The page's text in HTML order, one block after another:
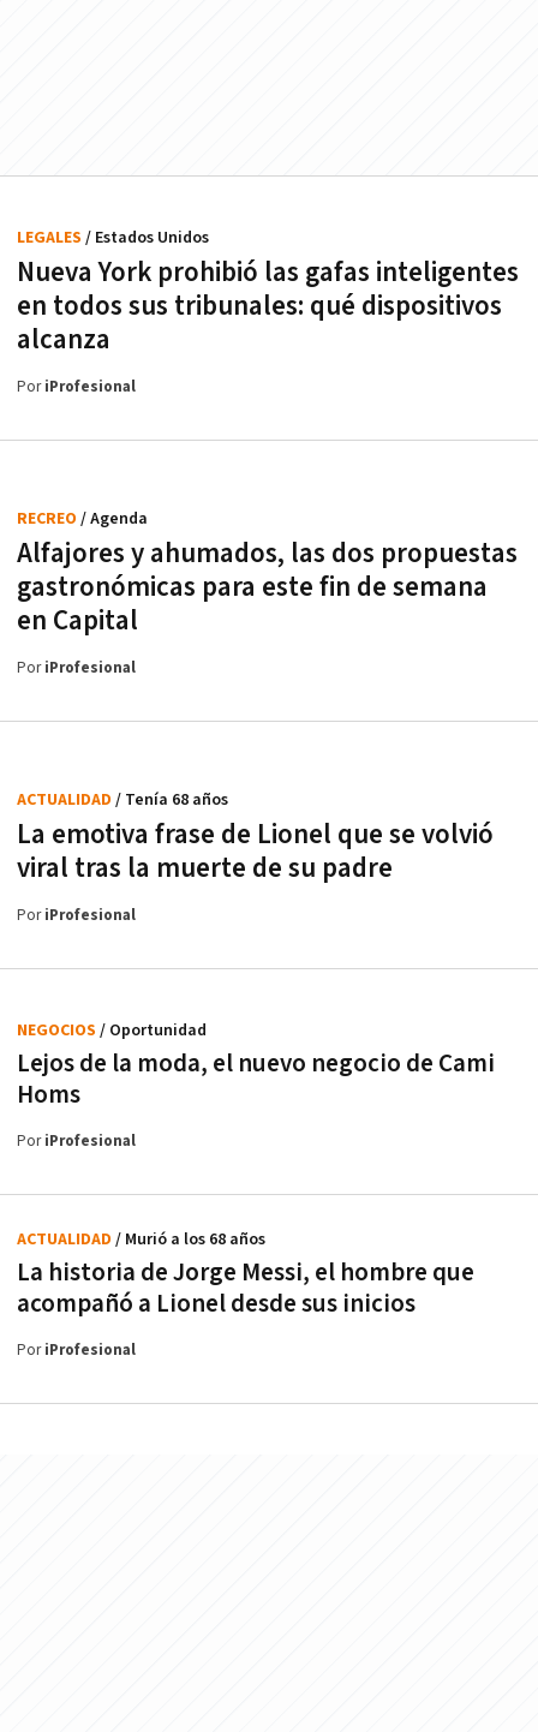
Nueva York prohibió las gafas inteligentes
en todos sus tribunales: qué dispositivos
alcanza
LEGALES / Estados Unidos
PoriProfesional
Alfajores y ahumados, las dos propuestas
gastronómicas para este fin de semana
en Capital
RECREO / Agenda
PoriProfesional
La emotiva frase de Lionel que se volvió
viral tras la muerte de su padre
ACTUALIDAD / Tenía 68 años
PoriProfesional
Lejos de la moda, el nuevo negocio de Cami
Homs
NEGOCIOS / Oportunidad
PoriProfesional
La historia de Jorge Messi, el hombre que
acompañó a Lionel desde sus inicios
ACTUALIDAD / Murió a los 68 años
PoriProfesional